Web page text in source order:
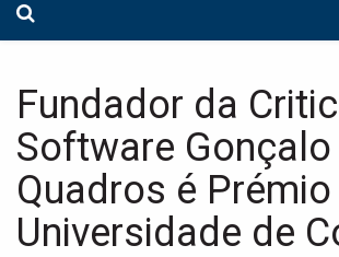
Fundador da
Software Gonçalo
Quadros é Prémio
Universidade de